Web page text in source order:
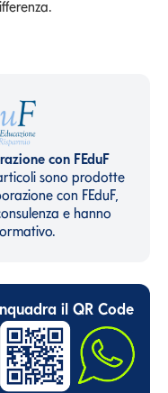
con FEduF
sono prodotte
con FEduF,
e hanno
il QR Code